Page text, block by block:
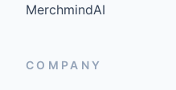
MerchmindAI
COMPANY